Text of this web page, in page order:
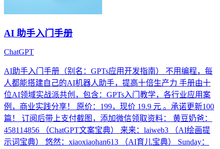
AI 助手入门手册
ChatGPT
AI助手入门手册（别名：GPTs应用开发指南） 不用编程，每
人都能搭建自己的AI机器人助手，提高十倍生产力 手册由十
位AI领域实战派共创，包含：GPTs入门教学，各行业应用案
例，商业实践分享！ 原价：199，现价 19.9 元 。承诺更新100
篇！ 订阅后带上支付截图，添加微信领取资料： 黄豆奶爸：
458114856 （ChatGPT文案宝典） 来来：laiweb3 （AI绘画提
示词宝典） 悠然：xiaoxiaohan613 （AI育儿宝典） Sunday：